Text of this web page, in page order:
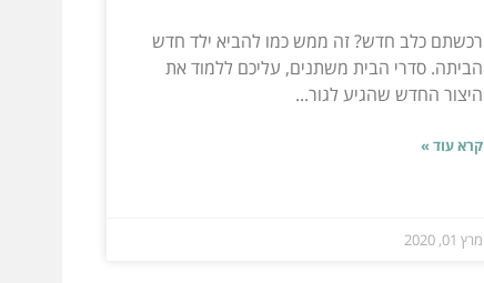
רכשתם כלב חדש? זה ממש כמו להביא ילד חדש
הביתה. סדרי הבית משתנים, עליכם ללמוד את
היצור החדש שהגיע לגור...
קרא עוד »
מרץ 01, 2020